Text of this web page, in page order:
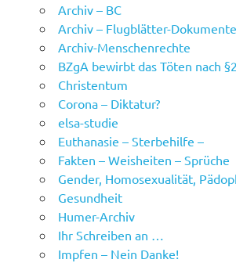
Archiv – BC
Archiv – Flugblätter-Dokumente
Archiv-Menschenrechte
BZgA bewirbt das Töten nach
Christentum
Corona – Diktatur?
elsa-studie
Euthanasie – Sterbehilfe –
Fakten – Weisheiten – Sprüche
Gender, Homosexualität,
Gesundheit
Humer-Archiv
Ihr Schreiben an …
Impfen – Nein Danke!